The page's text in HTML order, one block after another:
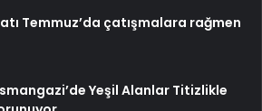
Temmuz’da çatışmalara rağmen
Yeşil Alanlar Titizlikle